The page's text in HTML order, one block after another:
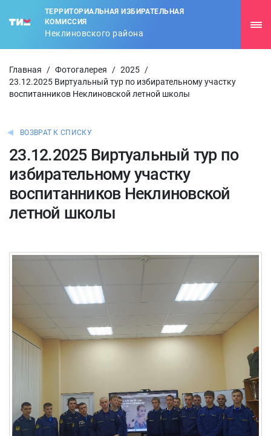
ТЕРРИТОРИАЛЬНАЯ ИЗБИРАТЕЛЬНАЯ
КОМИССИЯ
Неклиновского района
Главная / Фотогалерея / 2025 /
23.12.2025 Виртуальный тур по избирательному участку
воспитанников Неклиновской летной школы
ВОЗВРАТ К СПИСКУ
23.12.2025 Виртуальный тур по
избирательному участку
воспитанников Неклиновской
летной школы